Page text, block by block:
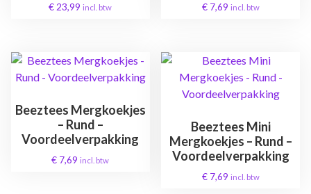
€ 23,99 incl. btw €7,69 incl. btw
Beeztees Mergkoekjes
– Rund –
Voordeelverpakking
€ 7,69 incl. btw
Beeztees Mini
Mergkoekjes – Rund –
Voordeelverpakking
€7,69 incl. btw